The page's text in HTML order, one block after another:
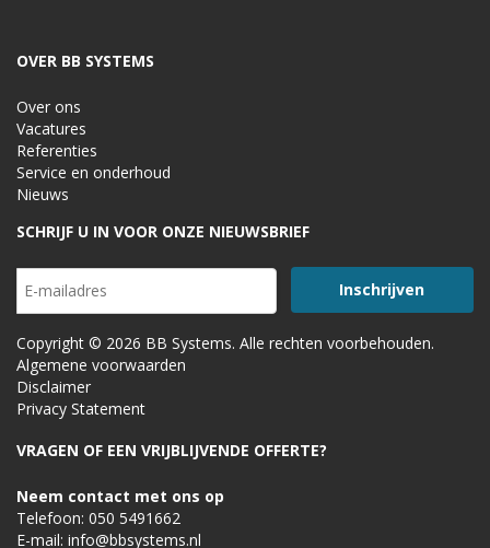
OVER BB SYSTEMS
Over ons
Vacatures
Referenties
Service en onderhoud
Nieuws
SCHRIJF U IN VOOR ONZE NIEUWSBRIEF
Copyright © 2026 BB Systems. Alle rechten voorbehouden.
Algemene voorwaarden
Disclaimer
Privacy Statement
VRAGEN OF EEN VRIJBLIJVENDE OFFERTE?
Neem contact met ons op
Telefoon: 050 5491662
E-mail: info@bbsystems.nl